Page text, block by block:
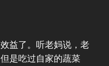
益了。听老妈说，老
是吃过自家的蔬菜